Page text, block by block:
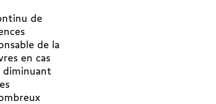
de
de la
en cas
diminuant